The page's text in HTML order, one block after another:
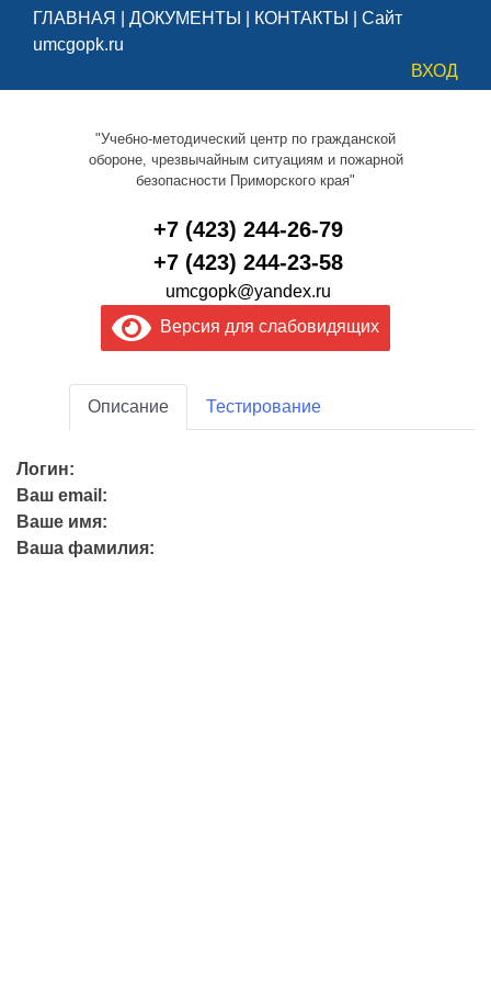
ГЛАВНАЯ ДОКУМЕНТЫ КОНТАКТЫ
Сайт
umcgopk.ru
ВХОД
"Учебно-методический центр по гражданской
обороне, чрезвычайным ситуациям и пожарной
безопасности Приморского края"
+7 (423) 244-26-79
+7 (423) 244-23-58
umcgopk@yandex.ru
Версия для слабовидящих
Описание Тестирование
Логин:
Ваш email:
Ваше имя:
Ваша фамилия: